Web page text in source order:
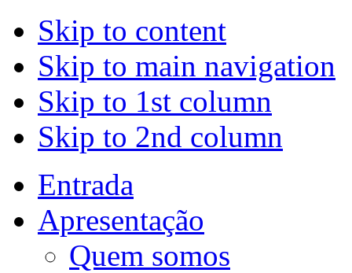
Skip to content
Skip to main navigation
Skip to 1st column
Skip to 2nd column
Entrada
Apresentação
Quem somos